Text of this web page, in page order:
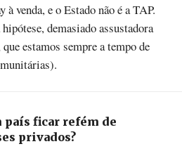
venda, e o Estado não é a TAP.
demasiado assustadora
estamos sempre a tempo de
país ficar refém de
privados?